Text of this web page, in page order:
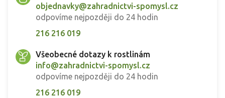
objednavky@zahradnictvi-spomysl.cz
odpovíme nejpozději do 24 hodin
216 216 019
Všeobecné dotazy k rostlinám
info@zahradnictvi-spomysl.cz
odpovíme nejpozději do 24 hodin
216 216 019